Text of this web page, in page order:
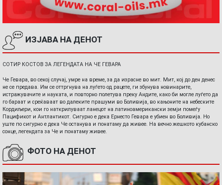
ИЗЈАВА НА ДЕНОТ
СОТИР КОСТОВ ЗА ЛЕГЕНДАТА НА ЧЕ ГЕВАРА
Че Гевара, во секој случај, умре на време, за да израсне во мит. Мит, кој до ден денес
не се предава. Им се оттргнува на луѓето од рацете, ги збунува новинарите,
истражувачите и науката, и повторно полетува преку Андите, како би могле луѓето да
го бараат и среќаваат во далеките прашуми во Боливија, во кањоните на небеските
Кордиљери, кои го наткрилуваат ланецот на латиноамерикански земји помеѓу
Пацификот и Антлантикот. Сигурно е дека Ернесто Гевара е убиен во Боливија. Но
уште по сигурно е дека Че останува и понатаму да живее. На вечно жешкото кубанско
сонце, легендата за Че и понатаму живее.
ФОТО НА ДЕНОТ